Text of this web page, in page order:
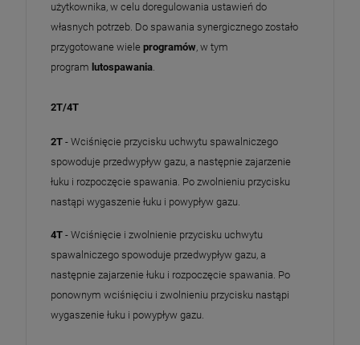
użytkownika, w celu doregulowania ustawień do
własnych potrzeb. Do spawania synergicznego zostało
przygotowane wiele programów, w tym
program lutospawania.
2T/4T
2T - Wciśnięcie przycisku uchwytu spawalniczego
spowoduje przedwypływ gazu, a następnie zajarzenie
łuku i rozpoczęcie spawania. Po zwolnieniu przycisku
nastąpi wygaszenie łuku i powypływ gazu.
4T - Wciśnięcie i zwolnienie przycisku uchwytu
spawalniczego spowoduje przedwypływ gazu, a
następnie zajarzenie łuku i rozpoczęcie spawania. Po
ponownym wciśnięciu i zwolnieniu przycisku nastąpi
wygaszenie łuku i powypływ gazu.